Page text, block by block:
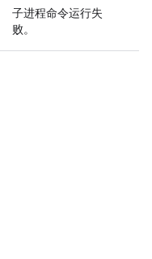
子进程命令运行失
败。